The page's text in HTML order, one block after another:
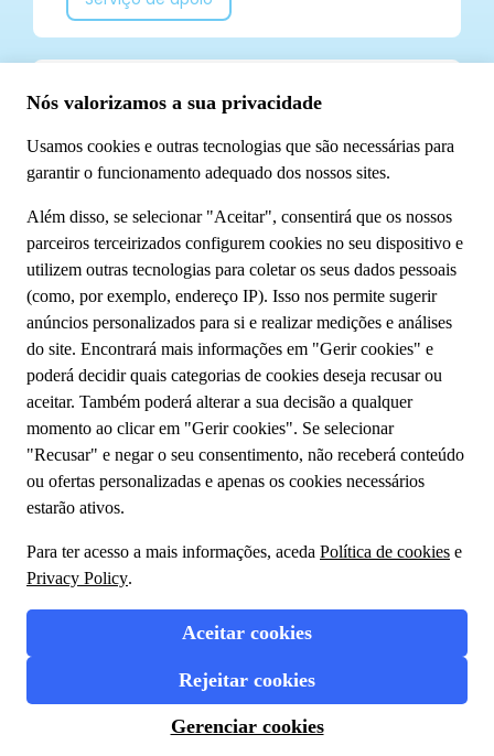
Opções de reserva
perca todas as nossas novidades!
Conheça-nos
Sobre o Grupo TUI
Sustentabilidade
A minha reserva
Fale Connosco
Política de privacidade
Cookies
Termos e condições
Condições gerais
Desenhe a sua viagem
Pacotes de Viagem
Reserve Experiências TUI no destino
reservados